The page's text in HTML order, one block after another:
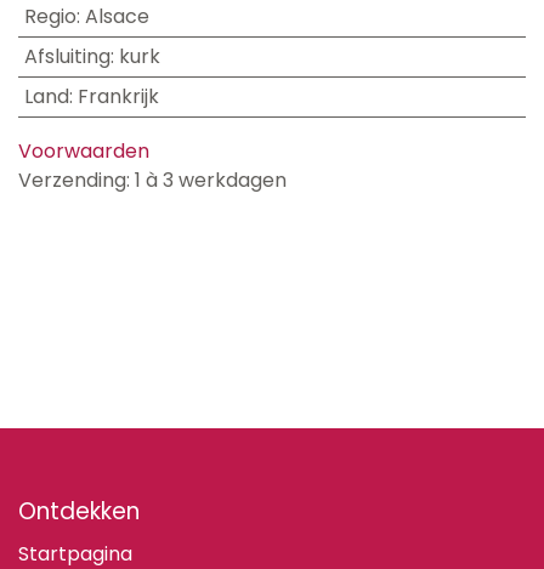
Regio: Alsace
Afsluiting: kurk
Land: Frankrijk
Voorwaarden
Verzending: 1 à 3 werkdagen
Ontdekken
Startpagina